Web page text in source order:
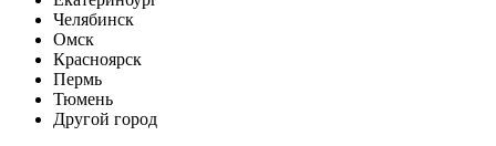
Челябинск
Омск
Красноярск
Пермь
Тюмень
Другой город